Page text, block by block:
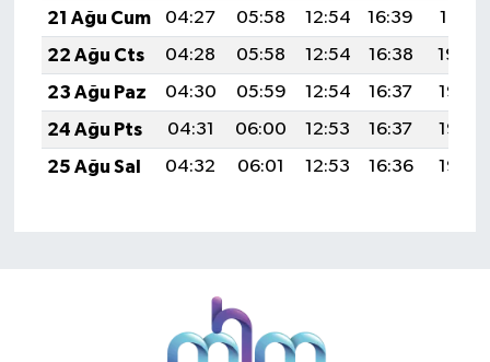
21 Ağu Cum
04:27 05:58 12:54 16:39
19:41
22 Ağu Cts
04:28 05:58 12:54 16:38
19:39
23 Ağu Paz
04:30 05:59 12:54 16:37
19:38
24 Ağu Pts
04:31 06:00 12:53 16:37
19:36
25 Ağu Sal
04:32 06:01 12:53 16:36 19:35